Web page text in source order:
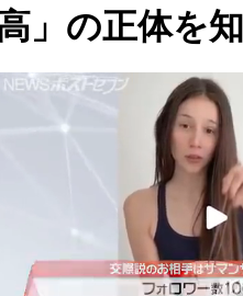
」の正体を